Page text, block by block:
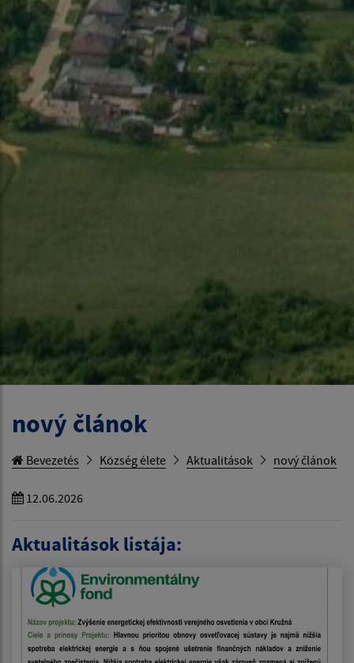
nový článok
Bevezetés Község élete Aktualitások nový článok
12.06.2026
Aktualitások listája: